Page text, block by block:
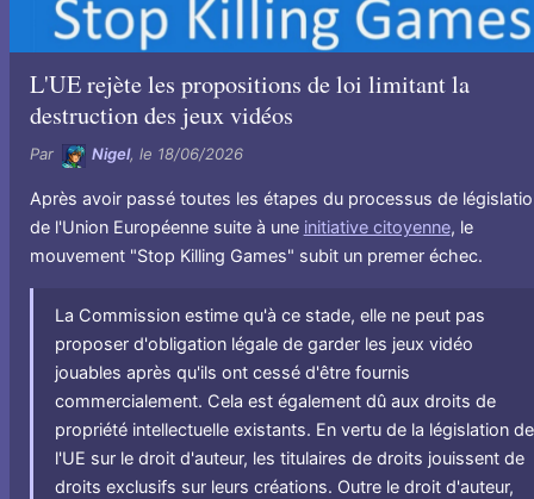
L'UE rejète les propositions de loi limitant la
destruction des jeux vidéos
Par Nigel, le 18/06/2026
Après avoir passé toutes les étapes du processus de
de l'Union Européenne suite à une initiative citoyenne, le
mouvement "Stop Killing Games" subit un premer échec.
La Commission estime qu'à ce stade, elle ne peut pas
proposer d'obligation légale de garder les jeux vidéo
jouables après qu'ils ont cessé d'être fournis
commercialement. Cela est également dû aux droits de
propriété intellectuelle existants. En vertu de la législation de
l'UE sur le droit d'auteur, les titulaires de droits jouissent de
droits exclusifs sur leurs créations. Outre le droit d'auteur,